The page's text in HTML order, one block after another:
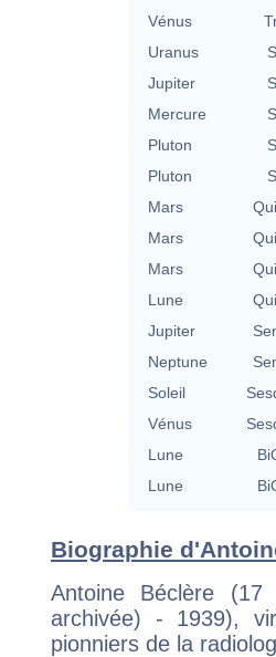
Vénus
Uranus
Jupiter
Mercure
Pluton
Pluton
Mars
Mars
Mars
Lune
Jupiter
Neptune
Soleil
Vénus
Lune
Lune
Biographie
Antoine Béclère
archivée) - 1939),
pionniers de la